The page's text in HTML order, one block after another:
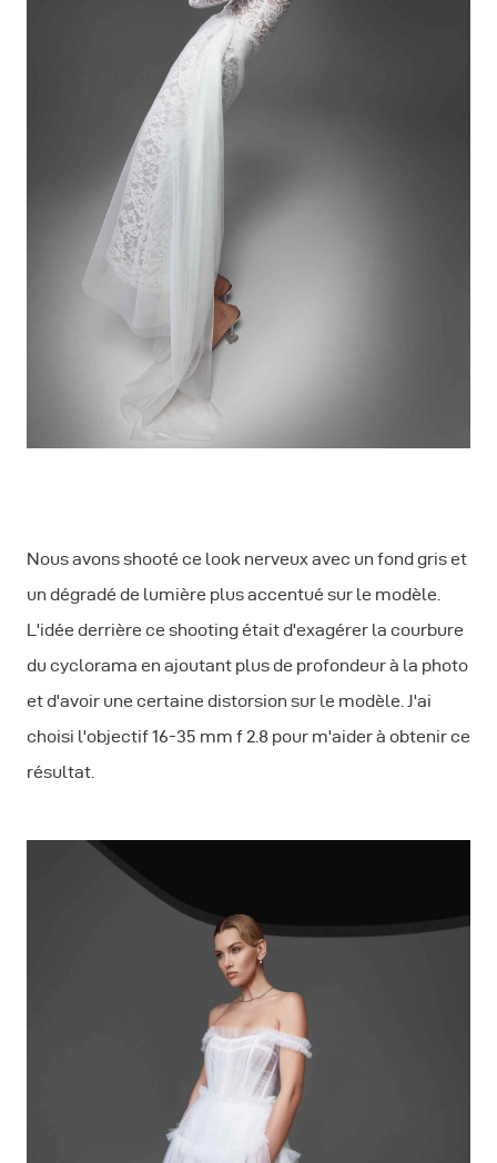
Nous avons shooté ce look nerveux avec un fond gris et
un dégradé de lumière plus accentué sur le modèle.
L'idée derrière ce shooting était d'exagérer la courbure
du cyclorama en ajoutant plus de profondeur à la photo
et d'avoir une certaine distorsion sur le modèle. J'ai
choisi l'objectif 16-35 mm f 2.8 pour m'aider à obtenir ce
résultat.